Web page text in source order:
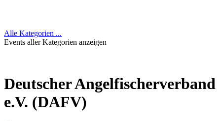
Alle Kategorien ...
Events aller Kategorien anzeigen
Deutscher Angelfischerverband
e.V. (DAFV)